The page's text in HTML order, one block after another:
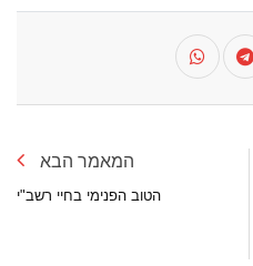
המאמר הבא
הטוב הפנימי בחיי רשב"י